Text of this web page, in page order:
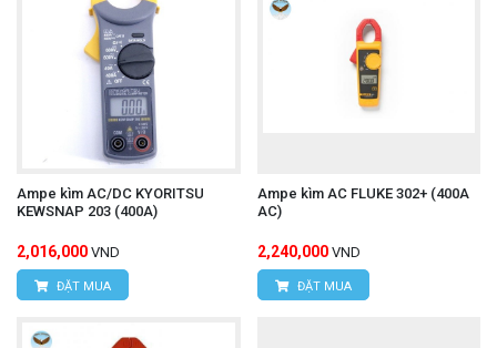
Ampe kìm AC/DC KYORITSU
KEWSNAP 203 (400A)
2,016,000 VND
ĐẶT MUA
Ampe kìm AC FLUKE 302+ (400A
AC)
2,240,000 VND
ĐẶT MUA